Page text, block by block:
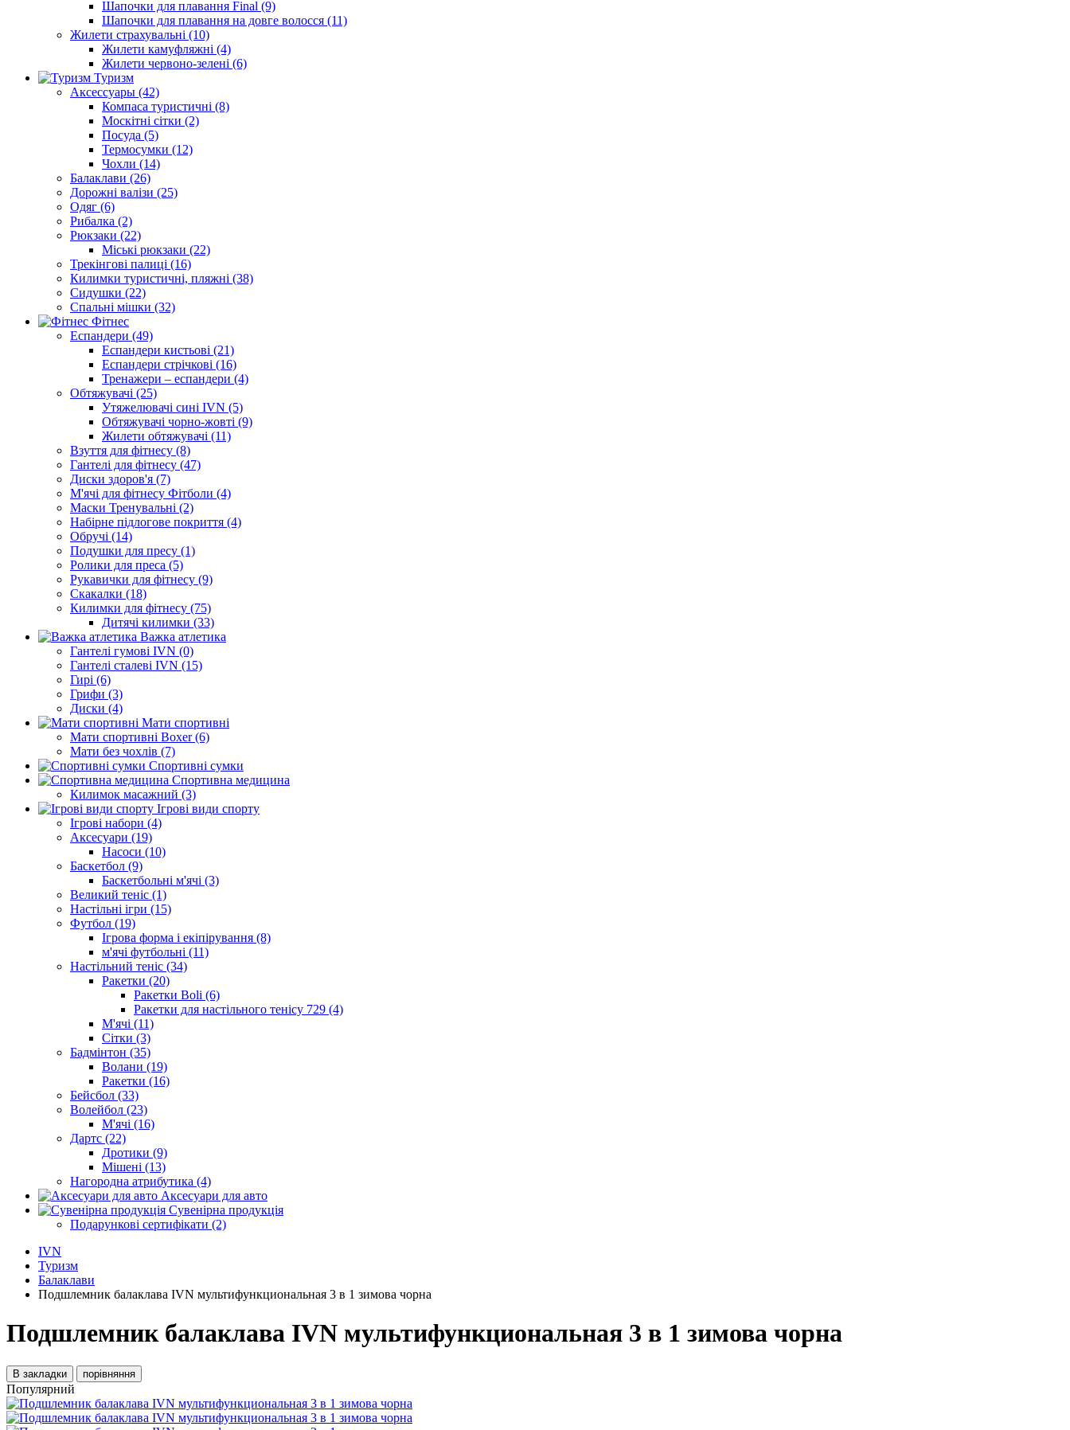
Шапочки для плавання Final (9)
Шапочки для плавання на довге волосся (11)
Жилети страхувальні (10)
Жилети камуфляжні (4)
Жилети червоно-зелені (6)
Туризм
Аксессуары (42)
Компаса туристичні (8)
Москітні сітки (2)
Посуда (5)
Термосумки (12)
Чохли (14)
Балаклави (26)
Дорожні валізи (25)
Одяг (6)
Рибалка (2)
Рюкзаки (22)
Міські рюкзаки (22)
Трекінгові палиці (16)
Килимки туристичні, пляжні (38)
Сидушки (22)
Спальні мішки (32)
Фітнес
Еспандери (49)
Еспандери кистьові (21)
Еспандери стрічкові (16)
Тренажери – еспандери (4)
Обтяжувачі (25)
Утяжелювачі сині IVN (5)
Обтяжувачі чорно-жовті (9)
Жилети обтяжувачі (11)
Взуття для фітнесу (8)
Гантелі для фітнесу (47)
Диски здоров'я (7)
М'ячі для фітнесу Фітболи (4)
Маски Тренувальні (2)
Набірне підлогове покриття (4)
Обручі (14)
Подушки для пресу (1)
Ролики для преса (5)
Рукавички для фітнесу (9)
Скакалки (18)
Килимки для фітнесу (75)
Дитячі килимки (33)
Важка атлетика
Гантелі гумові IVN (0)
Гантелі сталеві IVN (15)
Гирі (6)
Грифи (3)
Диски (4)
Мати спортивні
Мати спортивні Boxer (6)
Мати без чохлів (7)
Спортивні сумки
Спортивна медицина
Килимок масажний (3)
Ігрові види спорту
Ігрові набори (4)
Аксесуари (19)
Насоси (10)
Баскетбол (9)
Баскетбольні м'ячі (3)
Великий теніс (1)
Настільні ігри (15)
Футбол (19)
Ігрова форма і екіпірування (8)
м'ячі футбольні (11)
Настільний теніс (34)
Ракетки (20)
Ракетки Boli (6)
Ракетки для настільного тенісу 729 (4)
М'ячі (11)
Сітки (3)
Бадмінтон (35)
Волани (19)
Ракетки (16)
Бейсбол (33)
Волейбол (23)
М'ячі (16)
Дартс (22)
Дротики (9)
Мішені (13)
Нагородна атрибутика (4)
Аксесуари для авто
Сувенірна продукція
Подарункові сертифікати (2)
IVN
Туризм
Балаклави
Подшлемник балаклава IVN мультифункциональная 3 в 1 зимова чорна
Подшлемник балаклава IVN мультифункциональная 3 в 1 зимова чорна
В закладки порівняння
Популярний